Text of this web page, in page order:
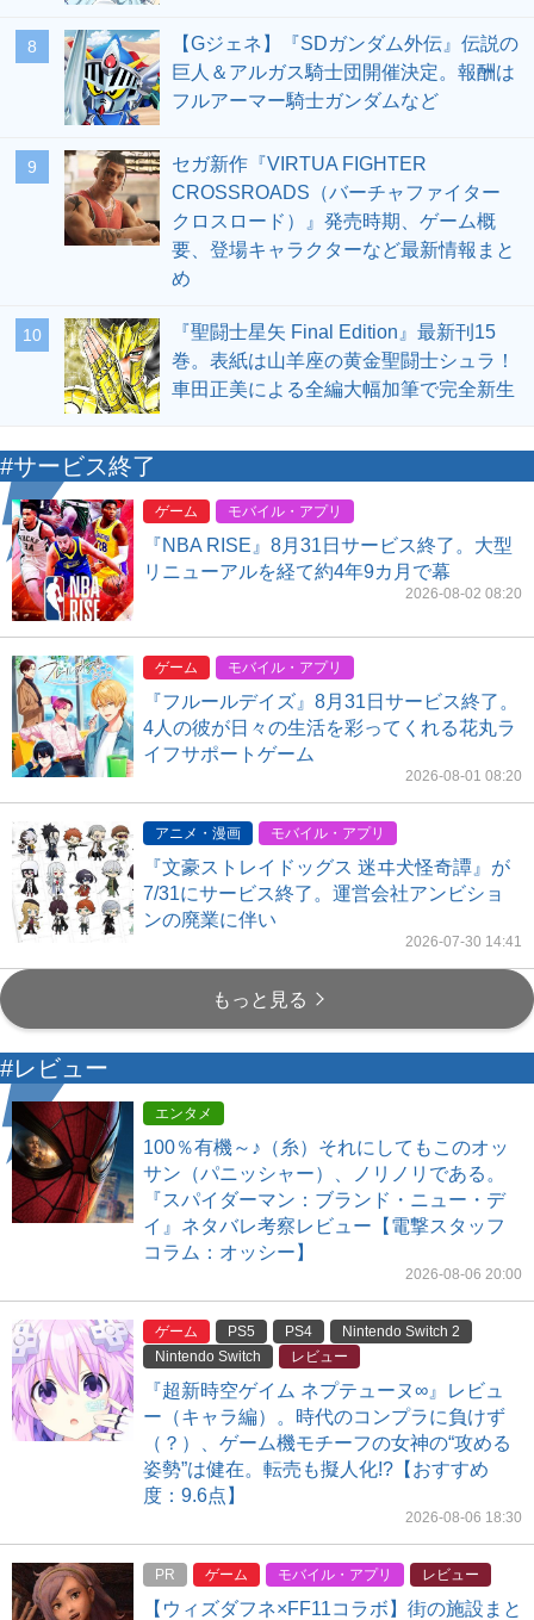
8
【Gジェネ】『SDガンダム外伝』伝説の
巨人＆アルガス騎士団開催決定。報酬は
フルアーマー騎士ガンダムなど
9
セガ新作『VIRTUA FIGHTER
CROSSROADS（バーチャファイター
クロスロード）』発売時期、ゲーム概
要、登場キャラクターなど最新情報まと
め
10
『聖闘士星矢 Final Edition』最新刊15
巻。表紙は山羊座の黄金聖闘士シュラ！
車田正美による全編大幅加筆で完全新生
#サービス終了
ゲーム モバイル・アプリ
『NBA RISE』8月31日サービス終了。大型
リニューアルを経て約4年9カ月で幕
2026-08-02 08:20
ゲーム モバイル・アプリ
『フルールデイズ』8月31日サービス終了。
4人の彼が日々の生活を彩ってくれる花丸ラ
イフサポートゲーム
2026-08-01 08:20
アニメ・漫画 モバイル・アプリ
『文豪ストレイドッグス 迷ヰ犬怪奇譚』が
7/31にサービス終了。運営会社アンビショ
ンの廃業に伴い
2026-07-30 14:41
もっと見る
#レビュー
エンタメ
100％有機～♪（糸）それにしてもこのオッ
サン（パニッシャー）、ノリノリである。
『スパイダーマン：ブランド・ニュー・デ
イ』ネタバレ考察レビュー【電撃スタッフ
コラム：オッシー】
2026-08-06 20:00
ゲーム PS5 PS4
Nintendo Switch 2
Nintendo Switch
レビュー
『超新時空ゲイム ネプテューヌ∞』レビュ
ー（キャラ編）。時代のコンプラに負けず
（？）、ゲーム機モチーフの女神の“攻める
姿勢”は健在。転売も擬人化!?【おすすめ
度：9.6点】
2026-08-06 18:30
PR ゲーム モバイル・アプリ レビュー
【ウィズダフネ×FF11コラボ】街の施設まと